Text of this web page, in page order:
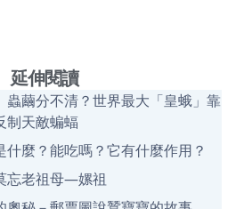
延伸閱讀
蟲繭分不清？世界最大「皇蛾」靠
制天敵蝙蝠
什麼？能吃嗎？它有什麼作用？
忘老祖母—嫘祖